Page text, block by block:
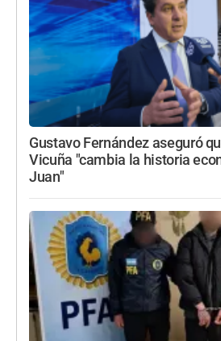
Gustavo Fernández aseguró
Vicuña "cambia la historia
Juan"